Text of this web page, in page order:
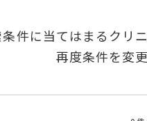
件に当てはまるクリ
再度条件を変